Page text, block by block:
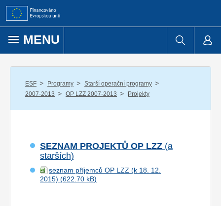
Přejít k obsahu
MENU
ESF / Programy / Starší operační programy /
2007-2013 / OP LZZ 2007-2013 / Projekty
SEZNAM PROJEKTŮ OP LZZ (a
starších)
seznam příjemců OP LZZ (k 18. 12.
2015)